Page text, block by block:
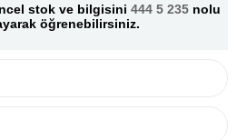
stok ve bilgisini 444 5 235 nolu
öğrenebilirsiniz.